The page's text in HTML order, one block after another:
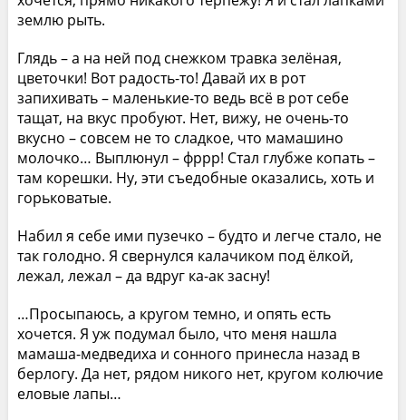
землю рыть.
Глядь – а на ней под снежком травка зелёная,
цветочки! Вот радость-то! Давай их в рот
запихивать – маленькие-то ведь всё в рот себе
тащат, на вкус пробуют. Нет, вижу, не очень-то
вкусно – совсем не то сладкое, что мамашино
молочко… Выплюнул – фррр! Стал глубже копать –
там корешки. Ну, эти съедобные оказались, хоть и
горьковатые.
Набил я себе ими пузечко – будто и легче стало, не
так голодно. Я свернулся калачиком под ёлкой,
лежал, лежал – да вдруг ка-ак засну!
…Просыпаюсь, а кругом темно, и опять есть
хочется. Я уж подумал было, что меня нашла
мамаша-медведиха и сонного принесла назад в
берлогу. Да нет, рядом никого нет, кругом колючие
еловые лапы…